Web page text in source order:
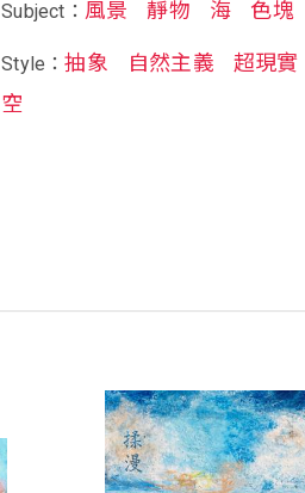
Subject： 風景 靜物 海 色塊
Style：抽象 自然主義 超現實
空